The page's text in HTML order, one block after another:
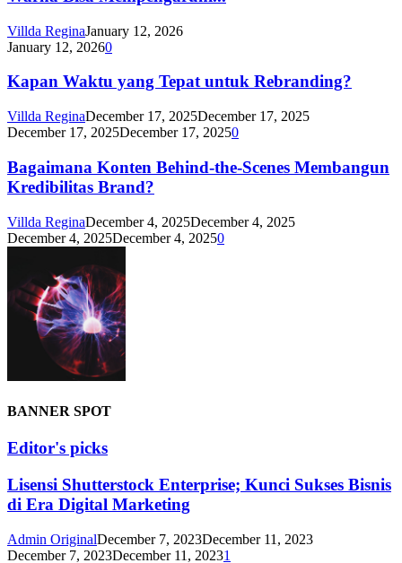
Villda ReginaJanuary 12, 2026
January 12, 20260
Kapan Waktu yang Tepat untuk Rebranding?
Villda ReginaDecember 17, 2025December 17, 2025
December 17, 2025December 17, 20250
Bagaimana Konten Behind-the-Scenes Membangun
Kredibilitas Brand?
Villda ReginaDecember 4, 2025December 4, 2025
December 4, 2025December 4, 20250
BANNER SPOT
Editor's picks
Lisensi Shutterstock Enterprise; Kunci Sukses Bisnis
di Era Digital Marketing
Admin OriginalDecember 7, 2023December 11, 2023
December 7, 2023December 11, 20231